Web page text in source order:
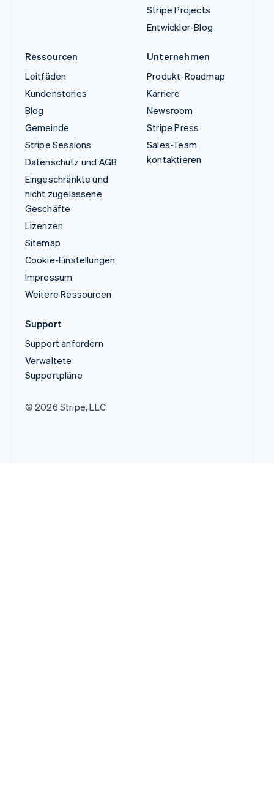
Stripe Projects
Entwickler-Blog
Ressourcen
Leitfäden
Kundenstories
Blog
Gemeinde
Stripe Sessions
Datenschutz und AGB
Eingeschränkte und
nicht zugelassene
Geschäfte
Lizenzen
Sitemap
Cookie-Einstellungen
Impressum
Weitere Ressourcen
Unternehmen
Produkt-Roadmap
Karriere
Newsroom
Stripe Press
Sales-Team
kontaktieren
Support
Support anfordern
Verwaltete
Supportpläne
© 2026 Stripe, LLC